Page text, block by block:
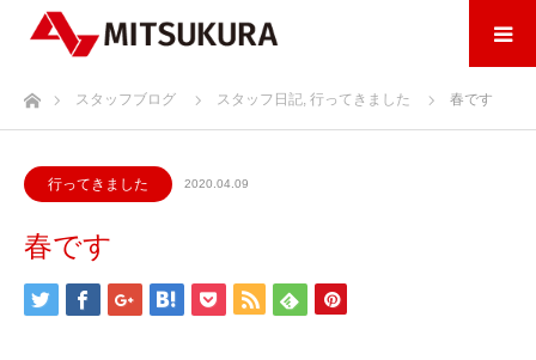
ホームスタッフブログ スタッフ日記, 行ってきました 春です
行ってきました 2020.04.09
春です